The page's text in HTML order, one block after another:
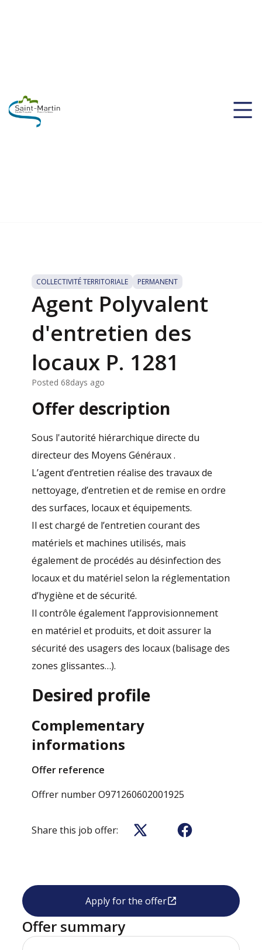
COLLECTIVITÉ TERRITORIALE PERMANENT
Agent Polyvalent
d'entretien des
locaux P. 1281
Posted 68days ago
Offer description
Sous l'autorité hiérarchique directe du
directeur des Moyens Généraux .
L’agent d’entretien réalise des travaux de
nettoyage, d’entretien et de remise en ordre
des surfaces, locaux et équipements.
Il est chargé de l’entretien courant des
matériels et machines utilisés, mais
également de procédés au désinfection des
locaux et du matériel selon la réglementation
d’hygiène et de sécurité.
Il contrôle également l’approvisionnement
en matériel et produits, et doit assurer la
sécurité des usagers des locaux (balisage des
zones glissantes…).
Desired profile
Complementary
informations
Offer reference
Offrer number O971260602001925
Share this job offer:
Apply for the offer
Offer summary